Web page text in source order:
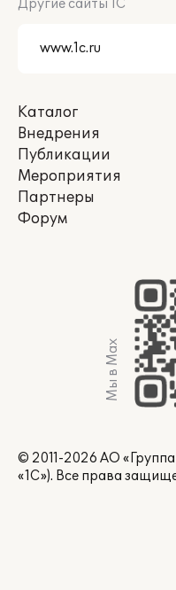
Другие сайты 1С
Каталог
Внедрения
Публикации
Мероприятия
Партнеры
Форум
Мы в Max
© 2011-2026 АО
«1С»). Все права